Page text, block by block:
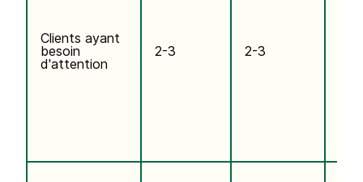
Clients ayant
besoin
d'attention
2-3 2-3